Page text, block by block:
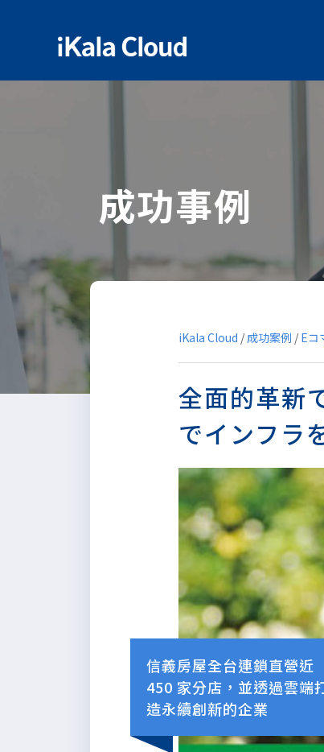
成功事例
iKala Cloud / 成功案例 / Eコ
全面的革新
でインフラ
信義房屋全台連鎖直營近
450 家分店，並透過雲端
造永續創新的企業